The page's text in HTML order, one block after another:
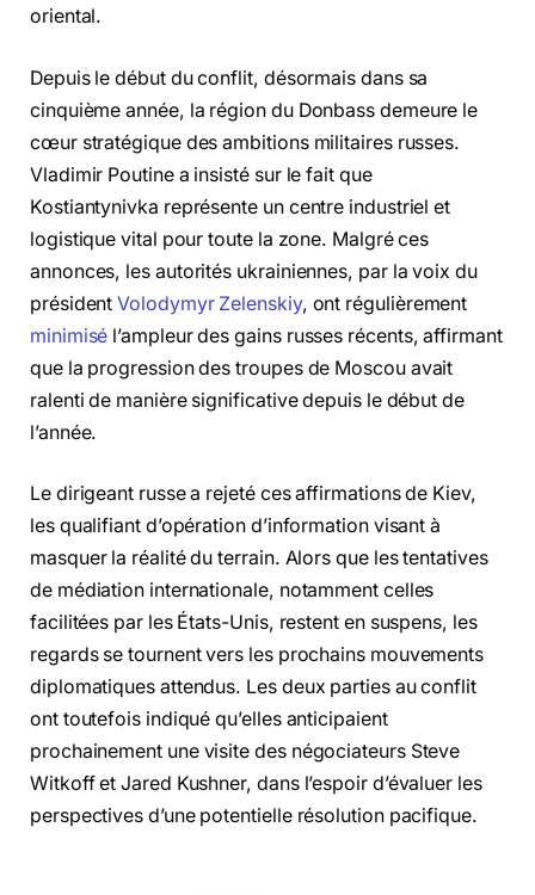
oriental.
Depuis le début du conflit, désormais dans sa
cinquième année, la région du Donbass demeure le
cœur stratégique des ambitions militaires russes.
Vladimir Poutine a insisté sur le fait que
Kostiantynivka représente un centre industriel et
logistique vital pour toute la zone. Malgré ces
annonces, les autorités ukrainiennes, par la voix du
présidentVolodymyr Zelenskiy, ont régulièrement
minimisé l’ampleur des gains russes récents, affirmant
que la progression des troupes de Moscou avait
ralenti de manière significative depuis le début de
l’année.
Le dirigeant russe a rejeté ces affirmations de Kiev,
les qualifiant d’opération d’information visant à
masquer la réalité du terrain. Alors que les tentatives
de médiation internationale, notamment celles
facilitées par les États-Unis, restent en suspens, les
regards se tournent vers les prochains mouvements
diplomatiques attendus. Les deux parties au conflit
ont toutefois indiqué qu’elles anticipaient
prochainement une visite des négociateurs Steve
Witkoff et Jared Kushner, dans l’espoir d’évaluer les
perspectives d’une potentielle résolution pacifique.